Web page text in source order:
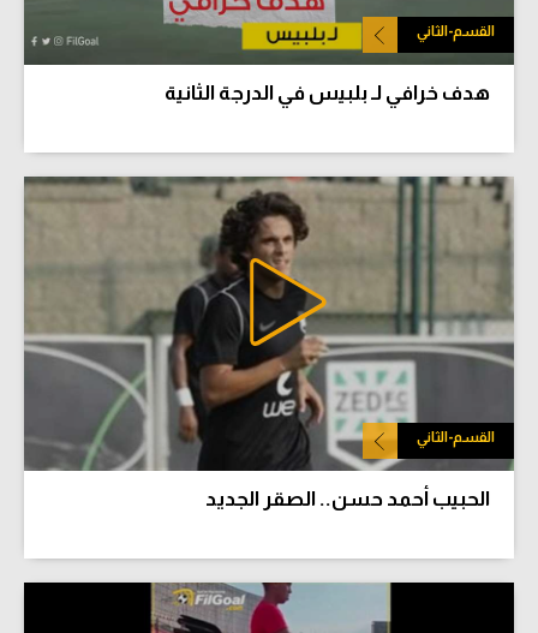
القسم-الثاني
هدف خرافي لـ بلبيس في الدرجة الثانية
القسم-الثاني
الحبيب أحمد حسن.. الصقر الجديد